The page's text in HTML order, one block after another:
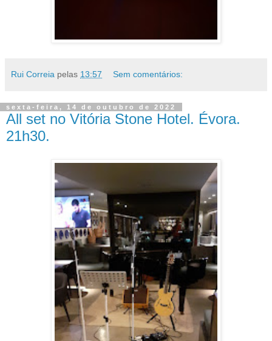
Rui Correia pelas 13:57 Sem comentários:
sexta-feira, 14 de outubro de 2022
All set no Vitória Stone Hotel. Évora.
21h30.